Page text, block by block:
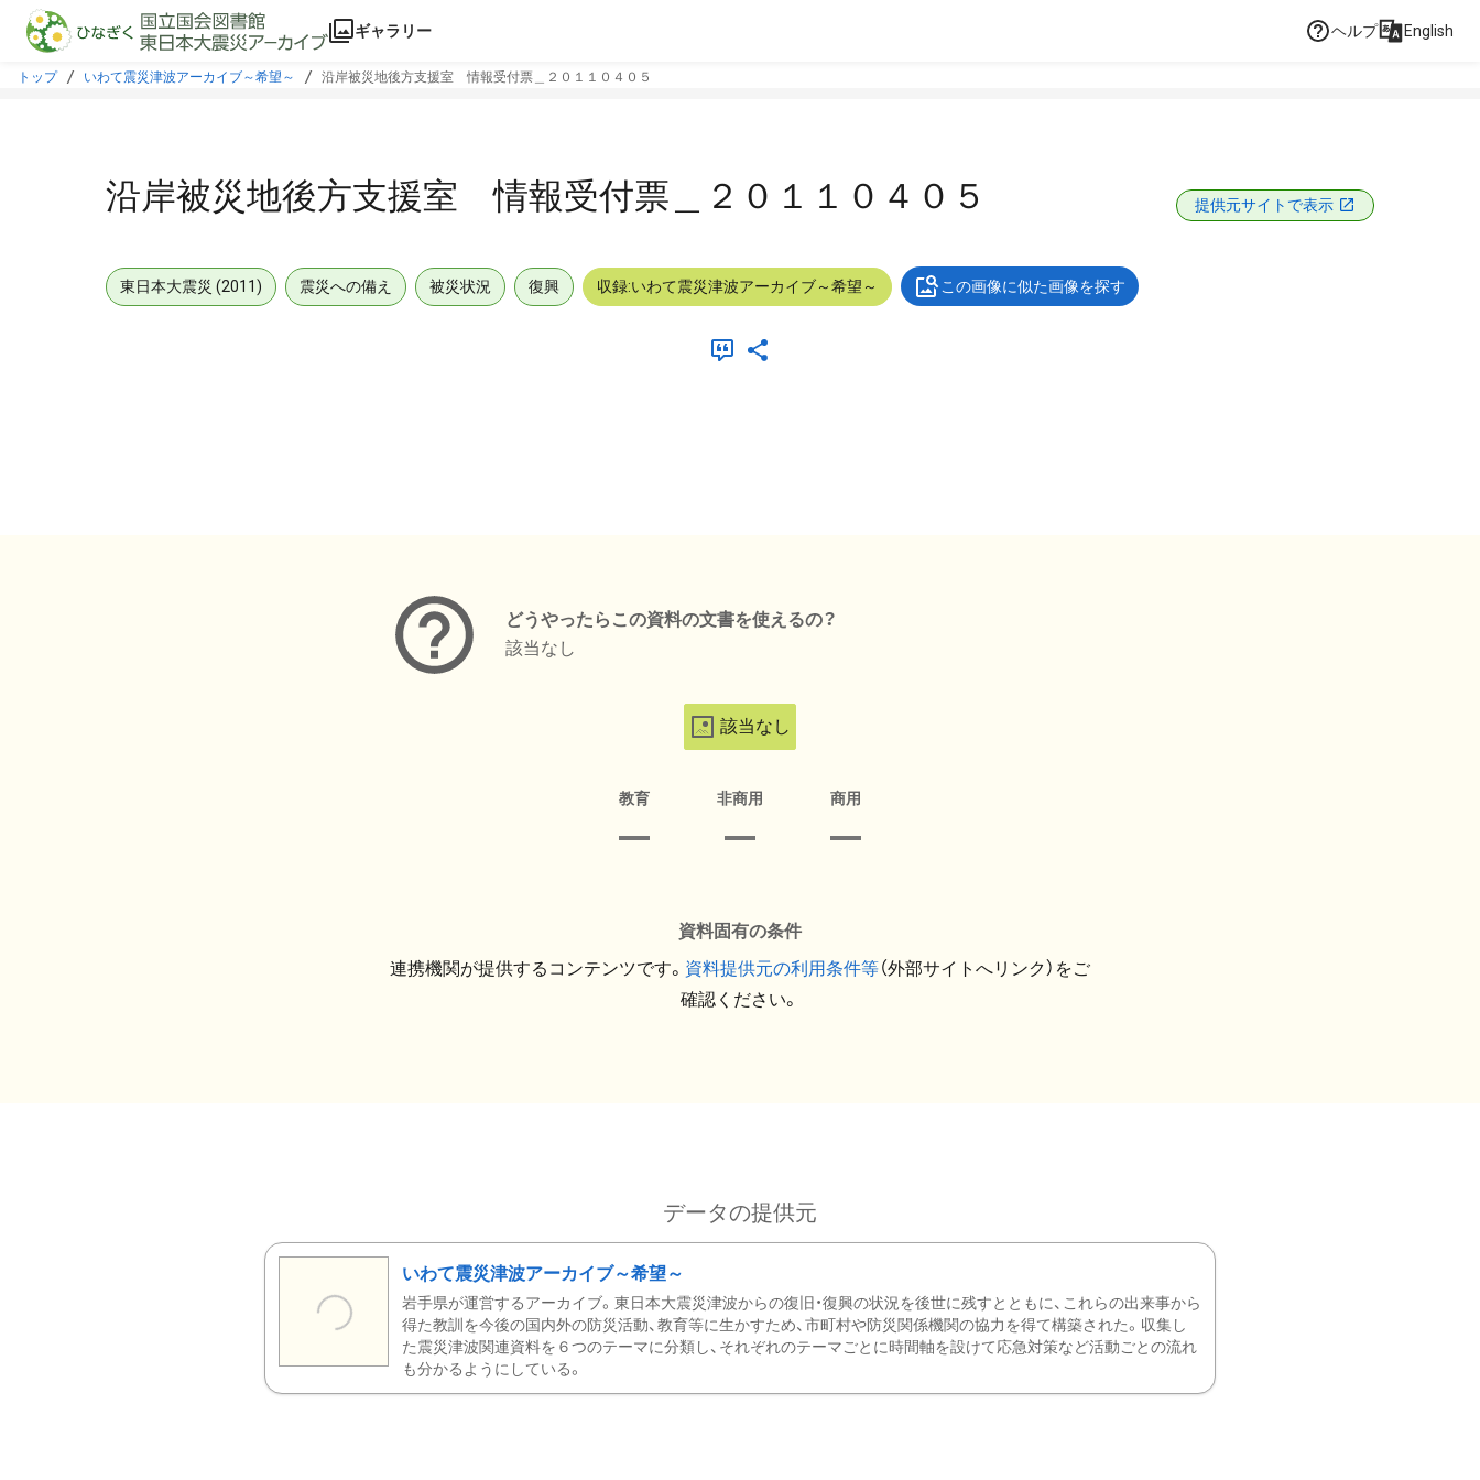
本文に飛ぶ
ギャラリー ヘルプ English
トップ いわて震災津波アーカイブ～希望～ 沿岸被災地後方支援室 情報受付票＿２０１１０４０５
沿岸被災地後方支援室 情報受付票＿２０１１０４０５ 提供元サイトで表示
東日本大震災 (2011) 震災への備え 被災状況 復興 収録:いわて震災津波アーカイブ～希望～ この画像に似た画像を探す
どうやったらこの資料の文書を使えるの？
該当なし
該当なし
教育 非商用 商用
資料固有の条件
連携機関が提供するコンテンツです。 資料提供元の利用条件等（外部サイトへリンク）をご
確認ください。
データの提供元
いわて震災津波アーカイブ～希望～
岩手県が運営するアーカイブ。東日本大震災津波からの復旧・復興の状況を後世に残すとともに、これらの出来事から
得た教訓を今後の国内外の防災活動、教育等に生かすため、市町村や防災関係機関の協力を得て構築された。収集し
た震災津波関連資料を６つのテーマに分類し、それぞれのテーマごとに時間軸を設けて応急対策など活動ごとの流れ
も分かるようにしている。